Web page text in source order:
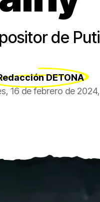
de
DETONA
16 de febrero de